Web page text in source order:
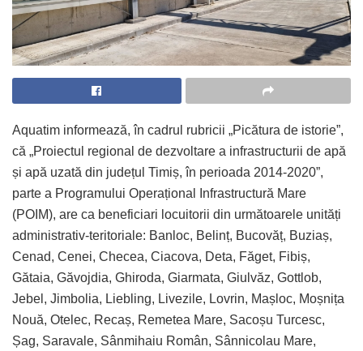
Aquatim informează, în cadrul rubricii „Picătura de istorie”,
că „Proiectul regional de dezvoltare a infrastructurii de apă
și apă uzată din județul Timiș, în perioada 2014-2020”,
parte a Programului Operațional Infrastructură Mare
(POIM), are ca beneficiari locuitorii din următoarele unități
administrativ-teritoriale: Banloc, Belinț, Bucovăț, Buziaș,
Cenad, Cenei, Checea, Ciacova, Deta, Făget, Fibiș,
Gătaia, Găvojdia, Ghiroda, Giarmata, Giulvăz, Gottlob,
Jebel, Jimbolia, Liebling, Livezile, Lovrin, Mașloc, Moșnița
Nouă, Otelec, Recaș, Remetea Mare, Sacoșu Turcesc,
Șag, Saravale, Sânmihaiu Român, Sânnicolau Mare,